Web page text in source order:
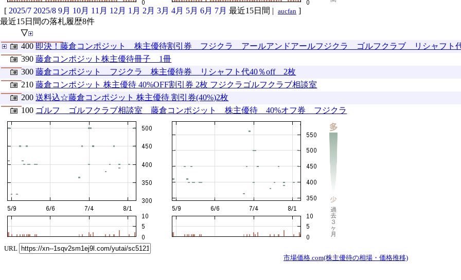
[ 2025/7 2025/8 9月 10月 11月 12月 1月 2月 3月 4月 5月 6月 7月 最近15日間 | aucfan ]
最近15日間の落札履歴8件
▽
400 即決！藤倉コンポジット 株主優待割引券 フジクラ アールアンドアールフジクラ ゴルフクラブ リシャフト
390 藤倉コンポジット株主優待冊子 1冊
300 藤倉コンポジット フジクラ 株主優待券 リシャフト代40％off 2枚
210 藤倉コンポジット 株主優待 40%OFF割引券 2枚 フジクラゴルフクラブ相談室
200 送料込☆藤倉コンポジット 株主優待 割引券(40%)2枚
100 ゴルフ ゴルフクラブ相談室 藤倉コンポジット 株主優待 40%オフ券 フジクラ
URL
市場価格.com(株主優待の相場・価格推移)